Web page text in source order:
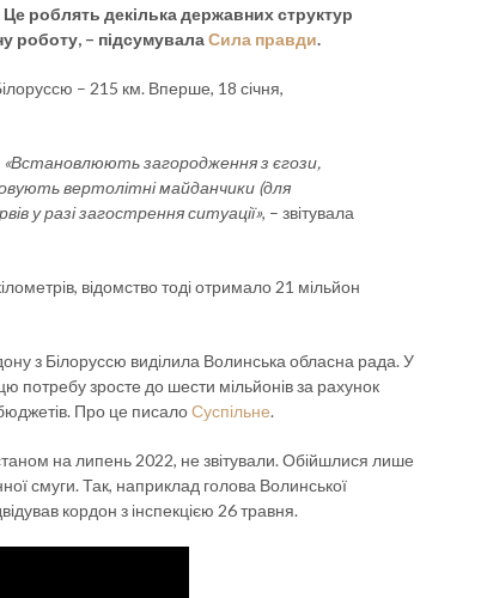
роблять декілька державних структур
роботу, – підсумувалаСила правди.
– 215 км. Вперше, 18 січня,
«Встановлюють загородження з єгози,
вертолітні майданчики (для
у разі загострення ситуації», – звітувала
відомство тоді отримало 21 мільйон
з Білоруссю виділила Волинська обласна рада. У
потребу зросте до шести мільйонів за рахунок
Про це писалоСуспільне.
станом на липень 2022, не звітували. Обійшлися лише
смуги. Так, наприклад голова Волинської
кордон з інспекцією 26 травня.